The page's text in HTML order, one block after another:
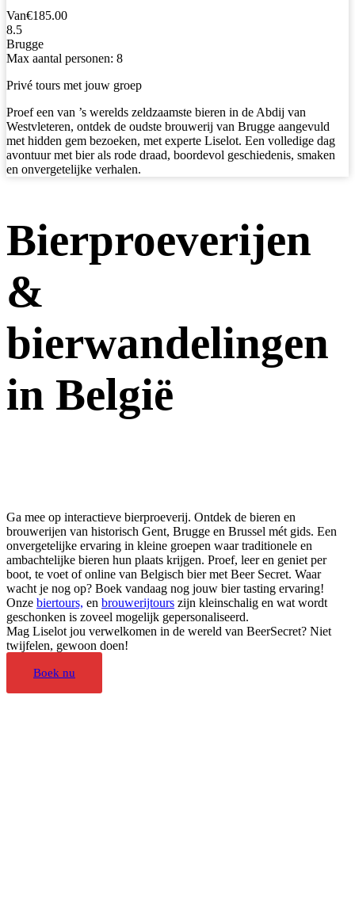
Van€185.00
8.5
Brugge
Max aantal personen: 8
Privé tours met jouw groep
Proef een van ’s werelds zeldzaamste bieren in de Abdij van
Westvleteren, ontdek de oudste brouwerij van Brugge aangevuld
met hidden gem bezoeken, met experte Liselot. Een volledige dag
avontuur met bier als rode draad, boordevol geschiedenis, smaken
en onvergetelijke verhalen.
Bierproeverijen
&
bierwandelingen
in België
Ga mee op interactieve bierproeverij. Ontdek de bieren en
brouwerijen van historisch Gent, Brugge en Brussel mét gids. Een
onvergetelijke ervaring in kleine groepen waar traditionele en
ambachtelijke bieren hun plaats krijgen. Proef, leer en geniet per
boot, te voet of online van Belgisch bier met Beer Secret. Waar
wacht je nog op? Boek vandaag nog jouw bier tasting ervaring!
Onze biertours, en brouwerijtours zijn kleinschalig en wat wordt
geschonken is zoveel mogelijk gepersonaliseerd.
Mag Liselot jou verwelkomen in de wereld van BeerSecret? Niet
twijfelen, gewoon doen!
Boek nu